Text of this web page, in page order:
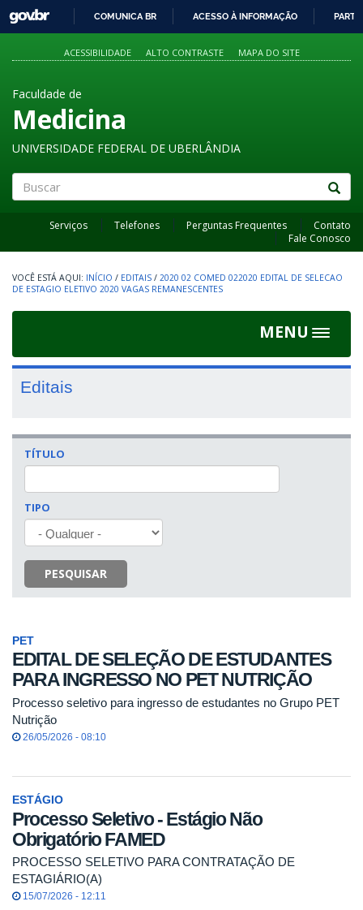
PARA
O
GOVBR
COMUNICA BR ACESSO À INFORMAÇÃO
ACESSIBILIDADE ALTO CONTRASTE MAPA DO SITE
Faculdade de
Medicina
UNIVERSIDADE FEDERAL DE UBERLÂNDIA
Serviços Telefones Perguntas Frequentes
Contato
Fale Conosco
INÍCIO / EDITAIS / 2020 02 COMED 022020 EDITAL DE SELECAO
DE ESTAGIO ELETIVO 2020 VAGAS REMANESCENTES
MENU
Toggle
Editais
TÍTULO
TIPO
PESQUISAR
PET
EDITAL DE SELEÇÃO DE ESTUDANTES
PARA INGRESSO NO PET NUTRIÇÃO
Processo seletivo para ingresso de estudantes no Grupo PET
Nutrição
26/05/2026 - 08:10
ESTÁGIO
Processo Seletivo - Estágio Não
Obrigatório FAMED
PROCESSO SELETIVO PARA CONTRATAÇÃO DE
ESTAGIÁRIO(A)
15/07/2026 - 12:11